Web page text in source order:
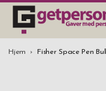
GAVEARTIKLAR &
Hjem Fisher Space Pen